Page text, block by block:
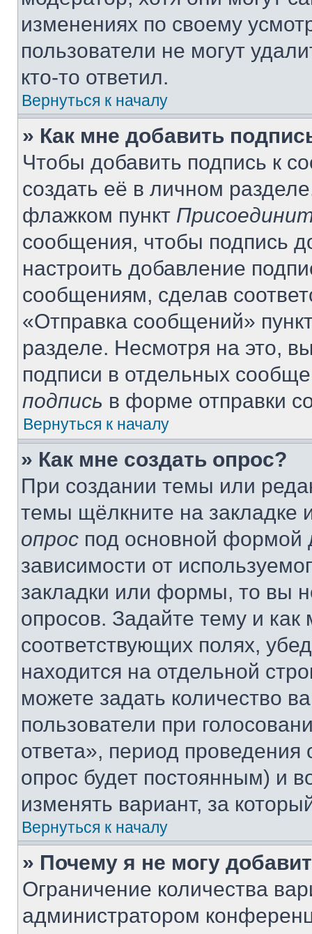
изменениях по своему
пользователи не могут
кто-то ответил.
Вернуться к началу
» Как мне добавить
Чтобы добавить подпись к
создать её в личном
флажком пункт
сообщения, чтобы подпись
настроить добавление
сообщениям, сделав
«Отправка сообщений»
разделе. Несмотря на это,
подписи в отдельных
подпись в форме отправки
Вернуться к началу
» Как мне создать опрос?
При создании темы или
темы щёлкните на
опрос под основной формой
зависимости от
закладки или формы, то вы
опросов. Задайте тему и
соответствующих полях,
находится на отдельной
можете задать количество
пользователи при
ответа», период проведения
опрос будет постоянным) и
изменять вариант, за
Вернуться к началу
» Почему я не могу
Ограничение количества
администратором